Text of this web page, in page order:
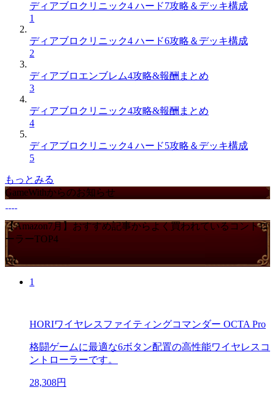
ディアブロクリニック4 ハード7攻略＆デッキ構成
1
ディアブロクリニック4 ハード6攻略＆デッキ構成
2
ディアブロエンブレム4攻略&報酬まとめ
3
ディアブロクリニック4攻略&報酬まとめ
4
ディアブロクリニック4 ハード5攻略＆デッキ構成
5
もっとみる
GameWithからのお知らせ
【Amazon7月】おすすめ記事からよく買われているコントロ
ーラーTOP4
PR
1
HORIワイヤレスファイティングコマンダー OCTA Pro
格闘ゲームに最適な6ボタン配置の高性能ワイヤレスコ
ントローラーです。
28,308円